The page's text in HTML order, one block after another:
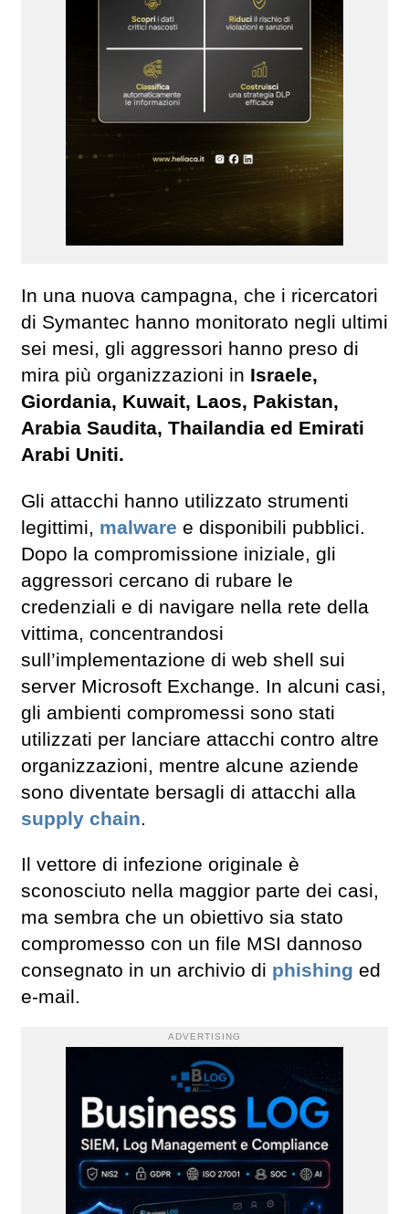
In una nuova campagna, che i ricercatori
di Symantec hanno monitorato negli ultimi
sei mesi, gli aggressori hanno preso di
mira più organizzazioni in Israele,
Giordania, Kuwait, Laos, Pakistan,
Arabia Saudita, Thailandia ed Emirati
Arabi Uniti.
Gli attacchi hanno utilizzato strumenti
legittimi, malware e disponibili pubblici.
Dopo la compromissione iniziale, gli
aggressori cercano di rubare le
credenziali e di navigare nella rete della
vittima, concentrandosi
sull’implementazione di web shell sui
server Microsoft Exchange. In alcuni casi,
gli ambienti compromessi sono stati
utilizzati per lanciare attacchi contro altre
organizzazioni, mentre alcune aziende
sono diventate bersagli di attacchi alla
supply chain.
Il vettore di infezione originale è
sconosciuto nella maggior parte dei casi,
ma sembra che un obiettivo sia stato
compromesso con un file MSI dannoso
consegnato in un archivio di phishing ed
e-mail.
ADVERTISING